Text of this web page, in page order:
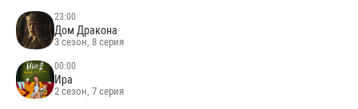
23:00
Дом Дракона
3 сезон, 8 серия
00:00
Ира
2 сезон, 7 серия